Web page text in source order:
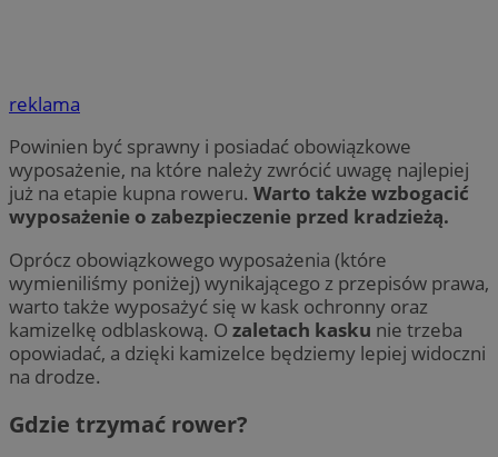
reklama
Powinien być sprawny i posiadać obowiązkowe
wyposażenie, na które należy zwrócić uwagę najlepiej
już na etapie kupna roweru. Warto także wzbogacić
wyposażenie o zabezpieczenie przed kradzieżą.
Oprócz obowiązkowego wyposażenia (które
wymieniliśmy poniżej) wynikającego z przepisów prawa,
warto także wyposażyć się w kask ochronny oraz
kamizelkę odblaskową. O zaletach kasku nie trzeba
opowiadać, a dzięki kamizelce będziemy lepiej widoczni
na drodze.
Gdzie trzymać rower?